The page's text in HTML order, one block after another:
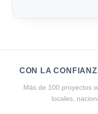
CON LA
Más de 100 proyectos
locales,